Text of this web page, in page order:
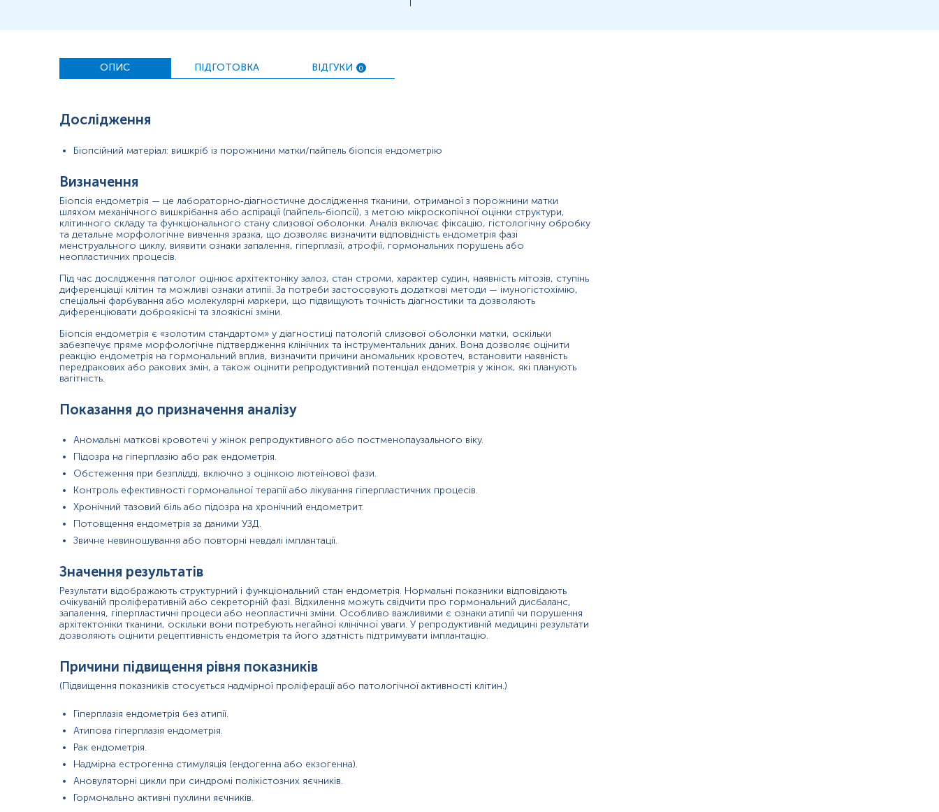
Значення результатів
оскільки вони потребують негайної клінічної уваги. У репродуктивній медицині результати дозволяють оцінити рецептивність ендометрія та його здатність підтримувати імплантацію.
Гіперплазія ендометрія без атипії.
Атипова гіперплазія ендометрія.
Рак ендометрія.
Надмірна естрогенна стимуляція (ендогенна або екзогенна).
Ановуляторні цикли при синдромі полікістозних яєчників.
Гормонально активні пухлини яєчників.
Причини зниження рівня показників
(Зниження показників означає недостатню проліферацію, атрофію або зниження функціональної активності.)
Недостатність лютеїнової фази або дефіцит прогестерону.
Хронічний ендометрит зі склерозуванням строми.
Тривале застосування гормональних контрацептивів або прогестинів.
Тяжкі системні захворювання, що впливають на гормональну регуляцію.
Показання до призначення аналізу в окремих напрямках
Репродуктивна медицина: дослідження причин імплантаційних невдач, звичного невиношування, оцінка рецептивності ендометрія.
Онкологія: підтвердження підозри на неоплазію, моніторинг передракових станів.
Ендокринологія: оцінка впливу гормональних порушень (наприклад, при СПКЯ або тиреоїдній дисфункції).
Менопаузальна медицина: обстеження при постменопаузальних кровотечах або потовщенні ендометрія.
Біопсійний матеріал
Одиниці вимірювання, референтні значення та діапазон вимірювань можуть змінюватися у відповідності до зміни тест-систем.
розчином
у
Застереження! Для проведення патогістологічного дослідження обов'язково необхідно надати відповідне скерування, що містить повну клінічну інформацію.
ОПИС ПІДГОТОВКА ВІДГУКИ 0
Дослідження
Біопсійний матеріал: вишкріб із порожнини матки/пайпель біопсія ендометрію
Визначення
Біопсія ендометрія — це лабораторно‑діагностичне дослідження тканини, отриманої з порожнини матки
шляхом механічного вишкрібання або аспірації (пайпель‑біопсії), з метою мікроскопічної оцінки структури,
клітинного складу та функціонального стану слизової оболонки. Аналіз включає фіксацію, гістологічну обробку
та детальне морфологічне вивчення зразка, що дозволяє визначити відповідність ендометрія фазі
менструального циклу, виявити ознаки запалення, гіперплазії, атрофії, гормональних порушень або
неопластичних процесів.
Під час дослідження патолог оцінює архітектоніку залоз, стан строми, характер судин, наявність мітозів, ступінь
диференціації клітин та можливі ознаки атипії. За потреби застосовують додаткові методи — імуногістохімію,
спеціальні фарбування або молекулярні маркери, що підвищують точність діагностики та дозволяють
диференціювати доброякісні та злоякісні зміни.
Біопсія ендометрія є «золотим стандартом» у діагностиці патологій слизової оболонки матки, оскільки
забезпечує пряме морфологічне підтвердження клінічних та інструментальних даних. Вона дозволяє оцінити
реакцію ендометрія на гормональний вплив, визначити причини аномальних кровотеч, встановити наявність
передракових або ракових змін, а також оцінити репродуктивний потенціал ендометрія у жінок, які планують
вагітність.
Показання до призначення аналізу
Аномальні маткові кровотечі у жінок репродуктивного або постменопаузального віку.
Підозра на гіперплазію або рак ендометрія.
Обстеження при безплідді, включно з оцінкою лютеїнової фази.
Контроль ефективності гормональної терапії або лікування гіперпластичних процесів.
Хронічний тазовий біль або підозра на хронічний ендометрит.
Потовщення ендометрія за даними УЗД.
Звичне невиношування або повторні невдалі імплантації.
Значення результатів
Результати відображають структурний і функціональний стан ендометрія. Нормальні показники відповідають
очікуваній проліферативній або секреторній фазі. Відхилення можуть свідчити про гормональний дисбаланс,
запалення, гіперпластичні процеси або неопластичні зміни. Особливо важливими є ознаки атипії чи порушення
архітектоніки тканини, оскільки вони потребують негайної клінічної уваги. У репродуктивній медицині результати
дозволяють оцінити рецептивність ендометрія та його здатність підтримувати імплантацію.
Причини підвищення рівня показників
(Підвищення показників стосується надмірної проліферації або патологічної активності клітин.)
Гіперплазія ендометрія без атипії.
Атипова гіперплазія ендометрія.
Рак ендометрія.
Надмірна естрогенна стимуляція (ендогенна або екзогенна).
Ановуляторні цикли при синдромі полікістозних яєчників.
Гормонально активні пухлини яєчників.